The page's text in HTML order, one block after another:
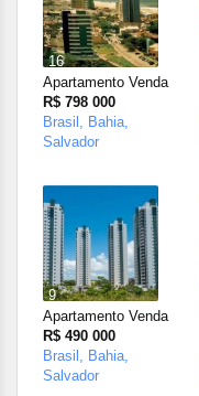
16
Apartamento Venda
R$ 798 000
Brasil, Bahia,
Salvador
9
Apartamento Venda
R$ 490 000
Brasil, Bahia,
Salvador